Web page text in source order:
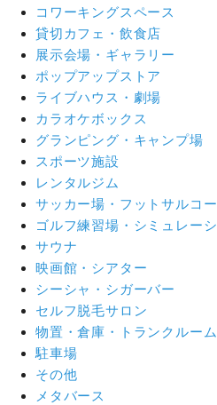
コワーキングスペース
貸切カフェ・飲食店
展示会場・ギャラリー
ポップアップストア
ライブハウス・劇場
カラオケボックス
グランピング・キャンプ場
スポーツ施設
レンタルジム
サッカー場・フットサルコー
ゴルフ練習場・シミュレー
サウナ
映画館・シアター
シーシャ・シガーバー
セルフ脱毛サロン
物置・倉庫・トランクルーム
駐車場
その他
メタバース